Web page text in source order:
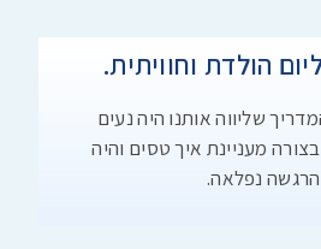
הולדת וחוויתית.
שליווה אותנו היה נעים
מעניינת איך טסים והיה
הרגשה נפלאה.